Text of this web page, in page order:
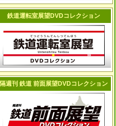
鉄道運転室展望DVDコレクション
隔週刊 鉄道 前面展望DVDコレクション